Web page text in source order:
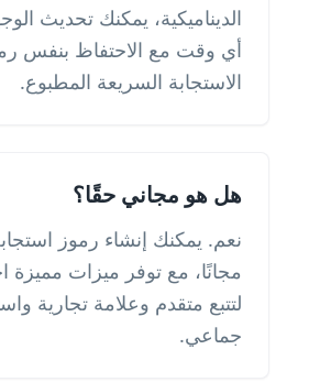
الديناميكية، يمكنك تحديث
أي وقت مع الاحتفاظ بنفس
الاستجابة السريعة المطبوع.
هل هو مجاني حقًا؟
نعم. يمكنك إنشاء رموز
مجانًا، مع توفر ميزات مميزة
لتتبع متقدم وعلامة تجارية
جماعي.